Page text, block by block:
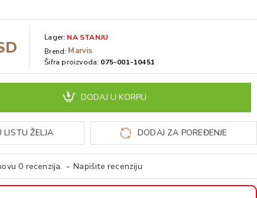
0 recenzija. - Napišite recenziju
Lager: NA STANJU
Brend: Marvis
Šifra proizvoda: 075-001-10451
DODAJ U KORPU
LISTU ŽELJA DODAJ ZA POREĐENJE